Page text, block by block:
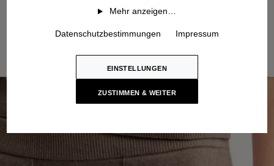
Mehr anzeigen…
Datenschutzbestimmungen Impressum
EINSTELLUNGEN
ZUSTIMMEN & WEITER